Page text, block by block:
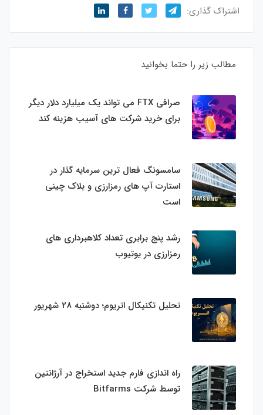
اشتراک گذاری:
مطالب زیر را حتما بخوانید
صرافی FTX می تواند یک میلیارد دلار دیگر
برای خرید شرکت های آسیب هزینه کند
سامسونگ فعال‌ ترین سرمایه‌ گذار در
استارت‌ آپ‌ های رمزارزی و بلاک چینی
است
رشد پنج برابری تعداد کلاهبرداری های
رمزارزی در یوتیوب
تحلیل تکنیکال اتریوم؛ دوشنبه 28 شهریور
راه اندازی فارم جدید استخراج در آرژانتین
توسط شرکت Bitfarms